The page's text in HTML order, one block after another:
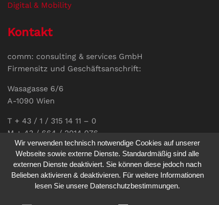
Digital & Mobility
Kontakt
comm: consulting & services GmbH
Firmensitz und Geschäftsanschrift:
Wasagasse 6/6
A-1090 Wien
T + 43 / 1 / 315 14 11 – 0
M + 43 / 664 / 2014 076
E-Mail:office@communications.co.at
Homepage:www.communications.co.at
UID: ATU 811 196 56
Wir verwenden technisch notwendige Cookies auf unserer
Webseite sowie externe Dienste. Standardmäßig sind alle
externen Dienste deaktiviert. Sie können diese jedoch nach
Belieben aktivieren & deaktivieren. Für weitere Informationen
lesen Sie unsere Datenschutzbestimmungen.